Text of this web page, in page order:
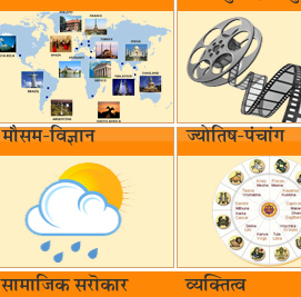
मौसम-विज्ञान ज्योतिष-पंचांग
सामाजिक सरॊकार‌
व्यक्तित्व